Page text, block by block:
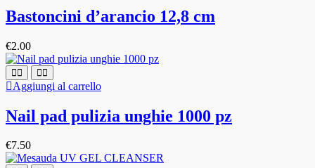
Bastoncini d’arancio 12,8 cm
€2.00
Aggiungi al carrello
Nail pad pulizia unghie 1000 pz
€7.50